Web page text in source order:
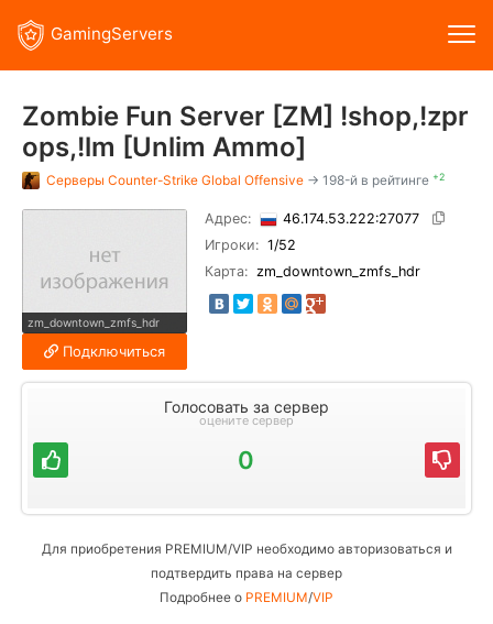
GamingServers
Zombie Fun Server [ZM] !shop,!zpr
ops,!lm [Unlim Ammo]
Серверы Counter-Strike Global Offensive → 198-й в рейтинге +2
zm_downtown_zmfs_hdr
Подключиться
Адрес:
46.174.53.222:27077
Игроки: 1/52
Карта: zm_downtown_zmfs_hdr
Голосовать за сервер
оцените сервер
0
Для приобретения PREMIUM/VIP необходимо авторизоваться и
подтвердить права на сервер
Подробнее о PREMIUM/VIP